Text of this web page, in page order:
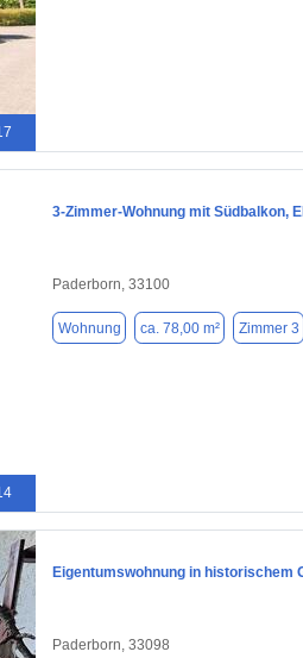
3-Zimmer-Wohnung mit Südbalkon,
Paderborn, 33100
Wohnung ca. 78,00 m² Zimmer 3
Eigentumswohnung in historischem
Paderborn, 33098